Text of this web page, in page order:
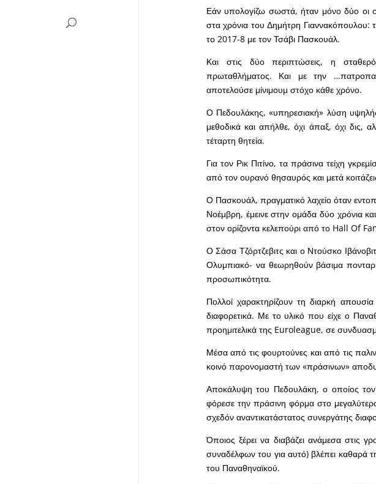
Εάν υπολογίζω σωστά, ήταν μόνο δύο οι
στα χρόνια του Δημήτρη Γιαννακόπουλου:
το 2017-8 με τον Τσάβι Πασκουάλ.
Και στις δύο περιπτώσεις, η
πρωταθλήματος. Και με την
αποτελούσε μίνιμουμ στόχο κάθε χρόνο.
Ο Πεδουλάκης, «υπηρεσιακή» λύση
μεθοδικά και απήλθε, όχι άπαξ, όχι δις,
τέταρτη θητεία.
Για τον Ρικ Πιτίνο, τα πράσινα τείχη
από τον ουρανό θησαυρός και μετά
Ο Πασκουάλ, πραγματικό λαχείο όταν
Νοέμβρη, έμεινε στην ομάδα δύο χρόνια
στον ορίζοντα κελεπούρι από το Hall Of
Ο Σάσα Τζόρτζεβιτς και ο Ντούσκο
Ολυμπιακό- να θεωρηθούν βάσιμα
προσωπικότητα.
Πολλοί χαρακτηρίζουν τη διαρκή
διαφορετικά. Με το υλικό που είχε ο
προημιτελικά της Euroleague, σε
Μέσα από τις φουρτούνες και από τις
κοινό παρονομαστή των «πράσινων»
Αποκάλυψη του Πεδουλάκη, ο οποίος
φόρεσε την πράσινη φόρμα στο μεγαλύτερο
σχεδόν αναντικατάστατος συνεργάτης
Όποιος ξέρει να διαβάζει ανάμεσα στις
συναδέλφων του για αυτό) βλέπει καθαρά
του Παναθηναϊκού.